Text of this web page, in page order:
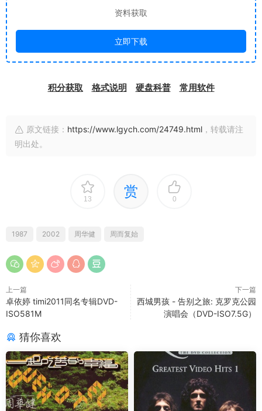
资料获取
立即下载
积分获取 格式说明 硬盘科普 常用软件
原文链接： https://www.lgych.com/24749.html ，转载请注
明出处。
13 赏 0
1987 2002 周华健 周而复始
上一篇
卓依婷 timi2011同名专辑DVD-
ISO581M
下一篇
西城男孩 - 告别之旅: 克罗克公园
演唱会（DVD-ISO7.5G）
猜你喜欢